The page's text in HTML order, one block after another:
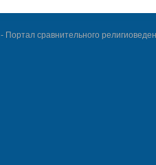
- Портал сравнительного